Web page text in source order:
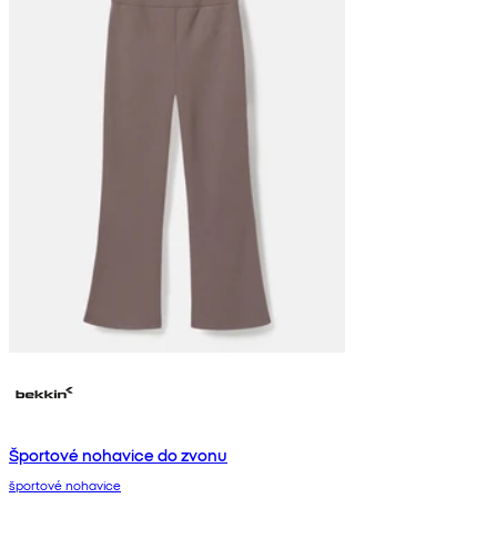
Športové nohavice do zvonu
športové nohavice